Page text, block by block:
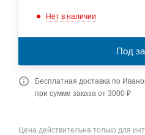
Нет в наличии
Под
Бесплатная доставка по
при сумме заказа от 3000 ₽
Цена действительна только для